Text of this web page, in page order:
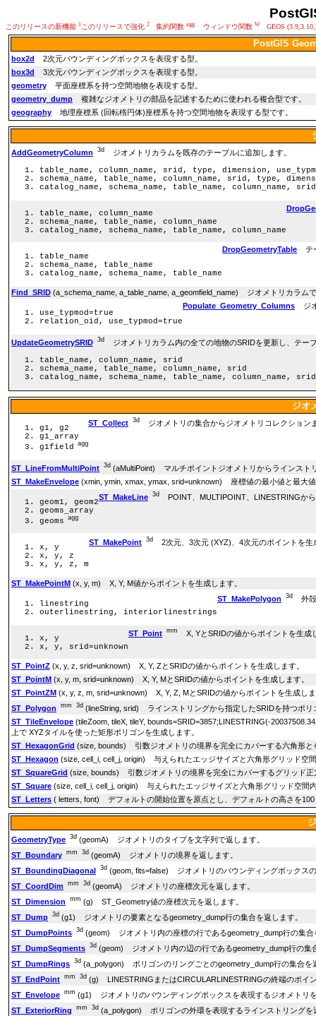
このリリースの新機能 1このリリースで強化 2 集約関数 agg ウィンドウ関数 W GEOS
PostGIS
box2d
2次元バウンディングボックスを表現する型。
box3d
3次元バウンディングボックスを表現する型。
geometry 平面座標系を持つ空間地物を表現する型。
geometry_dump 複雑なジオメトリの部品を記述するために使われる複合型です。
geography 地理座標系 (回転楕円体)座標系を持つ空間地物を表現する型です。
AddGeometryColumn 3d ジオメトリカラムを既存のテーブルに追加します。
table_name, column_name, srid, type, dimension,
schema_name, table_name, column_name, srid, type,
catalog_name, schema_name, table_name, column_name,
table_name, column_name
schema_name, table_name, column_name
catalog_name, schema_name, table_name, column_name
DropGeometryTable テ
table_name
schema_name, table_name
catalog_name, schema_name, table_name
Find_SRID (a_schema_name, a_table_name, a_geomfield_name) ジオメトリカラム
Populate_Geometry_Columns ジ
use_typmod=true
relation_oid, use_typmod=true
UpdateGeometrySRID 3d ジオメトリカラム内の全ての地物のSRIDを更新し、テー
table_name, column_name, srid
schema_name, table_name, column_name, srid
catalog_name, schema_name, table_name, column_name, srid
ジオ
ST_Collect 3d ジオメトリの集合からジオメトリコレクション
g1, g2
g1_array
g1field
agg
ST_LineFromMultiPoint 3d (aMultiPoint) マルチポイントジオメトリからラインスト
ST_MakeEnvelope (xmin, ymin, xmax, ymax, srid=unknown) 座標値の最小値と最大
ST_MakeLine 3d POINT、MULTIPOINT、LINESTRINGか
geom1, geom2
geoms_array
geoms agg
ST_MakePoint 3d 2次元、3次元 (XYZ)、4次元のポイントを生
x, y
x, y, z
x, y, z, m
ST_MakePointM (x, y, m) X, Y, M値からポイントを生成します。
ST_MakePolygon
3d 外殻
linestring
outerlinestring, interiorlinestrings
ST_Point mm X, YとSRIDの値からポイントを生成
x, y
x, y, srid=unknown
ST_PointZ (x, y, z, srid=unknown) X, Y, ZとSRIDの値からポイントを生成します。
ST_PointM (x, y, m, srid=unknown) X, Y, MとSRIDの値からポイントを生成します。
ST_PointZM (x, y, z, m, srid=unknown) X, Y, Z, MとSRIDの値からポイントを生成し
ST_Polygon
mm 3d (lineString, srid) ラインストリングから指定したSRIDを持つポリ
ST_TileEnvelope (tileZoom, tileX, tileY, bounds=SRID=3857;LINESTRING(-
上で XYZタイルを使った矩形ポリゴンを生成します。
ST_HexagonGrid (size, bounds) 引数ジオメトリの境界を完全にカバーする六角形と
ST_Hexagon (size, cell_i, cell_j, origin) 与えられたエッジサイズと六角形グリッド空
ST_SquareGrid (size, bounds) 引数ジオメトリの境界を完全にカバーするグリッド正
ST_Square (size, cell_i, cell_j, origin) 与えられたエッジサイズと六角形グリッド空間
ST_Letters ( letters, font) デフォルトの開始位置を原点とし、デフォルトの高さを
GeometryType 3d (geomA) ジオメトリのタイプを文字列で返します。
ST_Boundary mm 3d (geomA) ジオメトリの境界を返します。
ST_BoundingDiagonal 3d (geom, fits=false) ジオメトリのバウンディングボックス
ST_CoordDim
mm 3d (geomA) ジオメトリの座標次元を返します。
ST_Dimension
mm (g) ST_Geometry値の座標次元を返します。
ST_Dump 3d (g1) ジオメトリの要素となるgeometry_dump行の集合を返します。
ST_DumpPoints 3d (geom) ジオメトリ内の座標の行であるgeometry_dump行の集合
ST_DumpSegments 3d (geom) ジオメトリ内の辺の行であるgeometry_dump行の集
ST_DumpRings 3d (a_polygon) ポリゴンのリングごとのgeometry_dump行の集合を
ST_EndPoint mm 3d (g) LINESTRINGまたはCIRCULARLINESTRINGの終端のポイ
ST_Envelope mm (g1) ジオメトリのバウンディングボックスを表現するジオメトリ
ST_ExteriorRing
mm 3d (a_polygon) ポリゴンの外環を表現するラインストリングを